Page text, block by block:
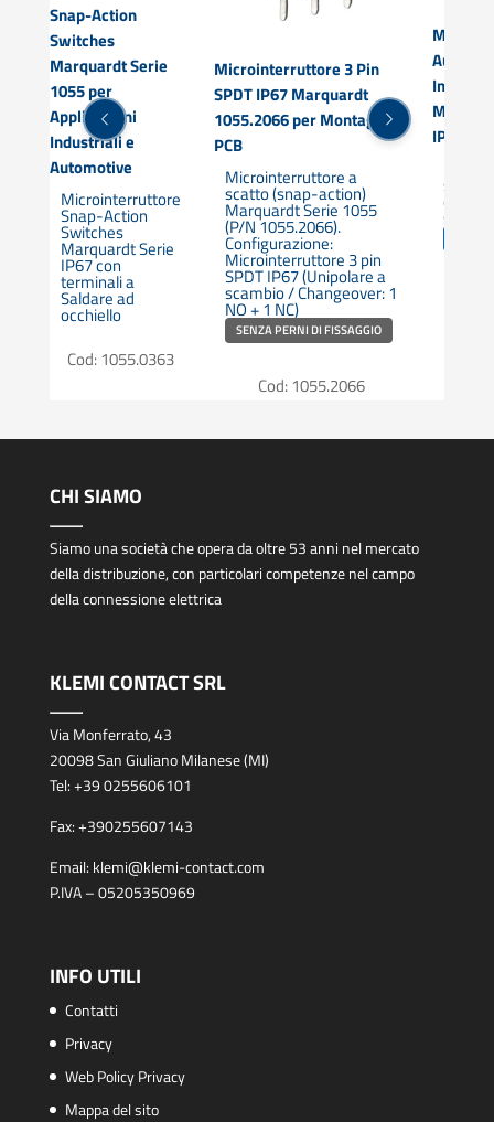
Snap-Action
Switches
Marquardt Serie
1055 per
Applicazioni
Industriali e
Automotive
Microinterruttore
Snap-Action
Switches
Marquardt Serie
IP67 con
terminali a
Saldare ad
occhiello
Cod: 1055.0363
Microinterruttore 3 Pin
SPDT IP67 Marquardt
1055.2066 per Montaggio
PCB
Microinterruttore a
scatto (snap-action)
Marquardt Serie 1055
(P/N 1055.2066).
Configurazione:
Microinterruttore 3 pin
SPDT IP67 (Unipolare a
scambio / Changeover: 1
NO + 1 NC)
SENZA PERNI DI FISSAGGIO
Cod: 1055.2066
Micro
IP67
scatto
con
CHI SIAMO
Siamo una società che opera da oltre 53 anni nel mercato
della distribuzione, con particolari competenze nel campo
della connessione elettrica
KLEMI CONTACT SRL
Via Monferrato, 43
20098 San Giuliano Milanese (MI)
Tel:+39 0255606101
Fax:+390255607143
Email: klemi@klemi-contact.com
P.IVA – 05205350969
INFO UTILI
Contatti
Privacy
Web Policy Privacy
Mappa del sito